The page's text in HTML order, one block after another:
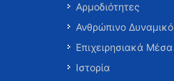
Αρμοδιότητες
Ανθρώπινο Δυναμικό
Επιχειρησιακά Μέσα
Ιστορία